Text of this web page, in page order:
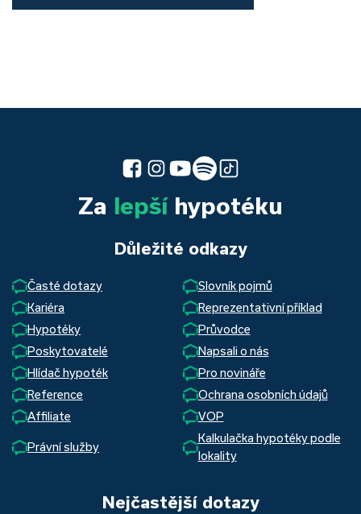
Za lepšíhypotéku
Důležité odkazy
Časté dotazy
Slovník pojmů
Kariéra
Reprezentativní příklad
Hypotéky
Průvodce
Poskytovatelé
Napsali o nás
Hlídač hypoték
Pro novináře
Reference
Ochrana osobních údajů
Affiliate
VOP
Právní služby
Kalkulačka hypotéky podle
lokality
Nejčastější dotazy